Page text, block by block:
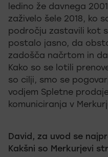
ledino že davnega
zaživelo šele 2018, ko
področju zastavili kot
postalo jasno, da
zadošča načrtom in
Kako so se lotili
so cilji, smo se
vodjem Spletne
komuniciranja v
David, za uvod se
Kakšni so Merkurjevi